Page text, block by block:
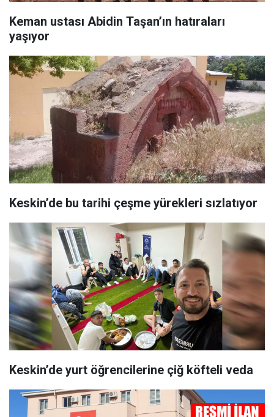
Keman ustası Abidin Taşan’ın hatıraları
yaşıyor
Keskin’de bu tarihi çeşme yürekleri sızlatıyor
Keskin’de yurt öğrencilerine çiğ köfteli veda